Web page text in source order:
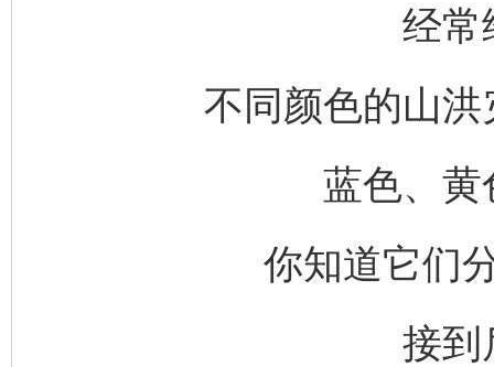
经常
不同颜色的山
蓝色、黄
你知道它们
接到